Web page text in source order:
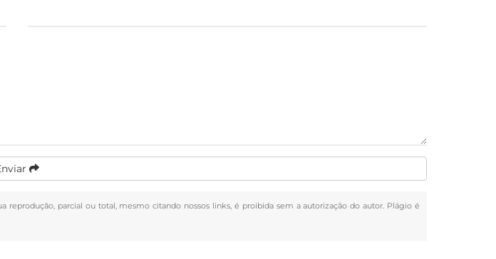
reprodução, parcial ou total, mesmo citando nossos links, é proibida sem a autorização do autor. Plágio é